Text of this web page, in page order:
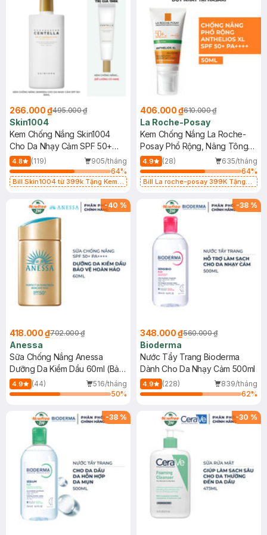
266.000 ₫495.000 ₫
Skin1004
Kem Chống Nắng Skin1004
Cho Da Nhạy Cảm SPF 50+
50ml
4.8 (119)
905/tháng
64%
Bill Skin1004 từ 399k Tặng Kem
SPF 50+ 20ml (SL Có Hạn)
406.000 ₫610.000 ₫
La Roche-Posay
Kem Chống Nắng La Roche-
Posay Phổ Rộng, Nâng Tông
Kiềm Dầu 50ml
4.9 (28)
635/tháng
64%
Bill La roche-posay 399K Tặng
(SL có hạn)
-40 %
418.000 ₫702.000 ₫
Anessa
Sữa Chống Nắng Anessa
Dưỡng Da Kiềm Dầu 60ml (Bản
Mới)
4.9 (44)
516/tháng
50%
-38 %
348.000 ₫560.000 ₫
Bioderma
Nước Tẩy Trang Bioderma
Dành Cho Da Nhạy Cảm 500ml
4.9 (228)
839/tháng
62%
-38 % -30 %